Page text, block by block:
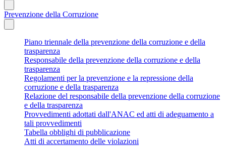
Prevenzione della Corruzione
Piano triennale della prevenzione della corruzione e della
trasparenza
Responsabile della prevenzione della corruzione e della
trasparenza
Regolamenti per la prevenzione e la repressione della
corruzione e della trasparenza
Relazione del responsabile della prevenzione della corruzione
e della trasparenza
Provvedimenti adottati dall'ANAC ed atti di adeguamento a
tali provvedimenti
Tabella obblighi di pubblicazione
Atti di accertamento delle violazioni